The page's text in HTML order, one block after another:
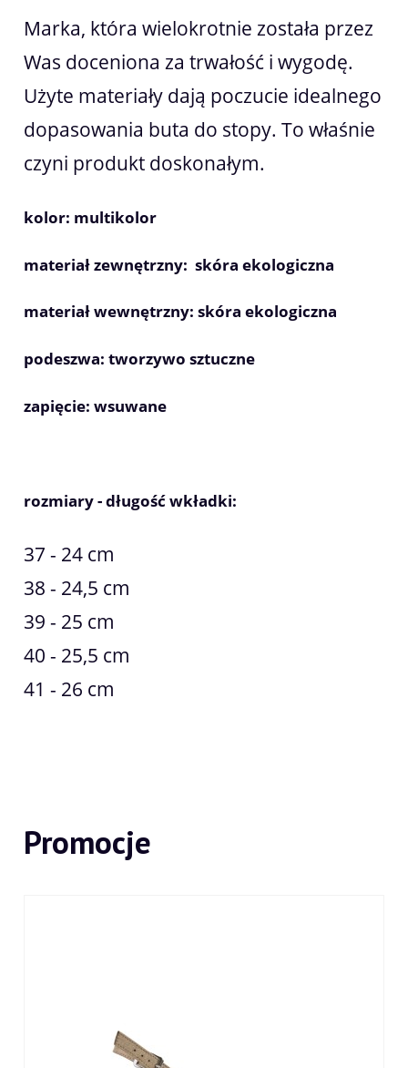
Marka, która wielokrotnie została przez
Was doceniona za trwałość i wygodę.
Użyte materiały dają poczucie idealnego
dopasowania buta do stopy. To właśnie
czyni produkt doskonałym.
kolor: multikolor
materiał zewnętrzny: skóra ekologiczna
materiał wewnętrzny: skóra ekologiczna
podeszwa: tworzywo sztuczne
zapięcie: wsuwane
rozmiary - długość wkładki:
37 - 24 cm
38 - 24,5 cm
39 - 25 cm
40 - 25,5 cm
41 - 26 cm
Promocje